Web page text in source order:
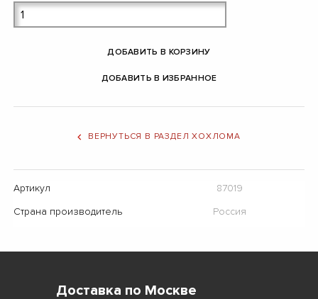
ДОБАВИТЬ В КОРЗИНУ
ДОБАВИТЬ В ИЗБРАННОЕ
ВЕРНУТЬСЯ В РАЗДЕЛ ХОХЛОМА
Артикул
87019
Страна производитель
Россия
Доставка по Москве